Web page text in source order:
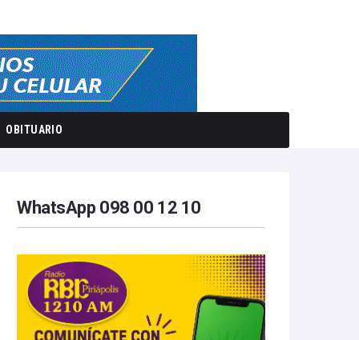
OBITUARIO
WhatsApp 098 00 12 10